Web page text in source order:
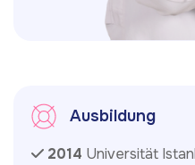
Ausbildung
2014 Universität